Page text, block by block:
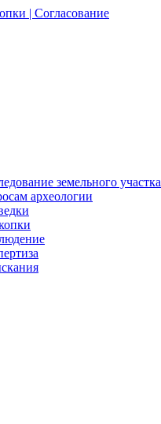
земельного участка
археологии